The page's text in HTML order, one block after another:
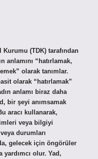
Kurumu (TDK) tarafından
anlamını “hatırlamak,
olarak tanımlar.
olarak “hatırlamak”
anlamı biraz daha
bir şeyi anımsamak
aracı kullanarak,
veya bilgiyi
durumları
gelecek için öngörüler
yardımcı olur. Yad,